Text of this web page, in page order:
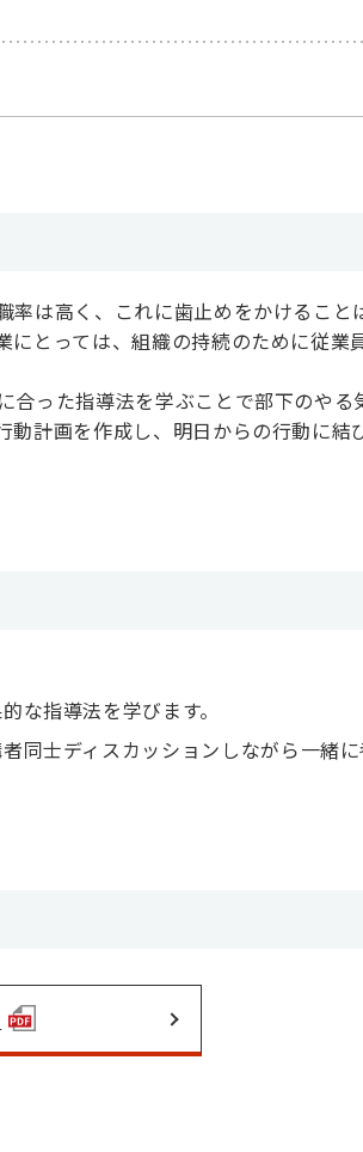
率は高く、これに歯止めをかけること
とっては、組織の持続のために従業
合った指導法を学ぶことで部下のやる
動計画を作成し、明日からの行動に結
な指導法を学びます。
同士ディスカッションしながら一緒